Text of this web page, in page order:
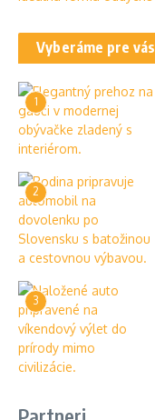
Vyberáme pre vás
1
2
3